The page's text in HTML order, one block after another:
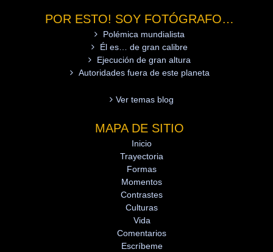
POR ESTO! SOY FOTÓGRAFO…
Polémica mundialista
Él es… de gran calibre
Ejecución de gran altura
Autoridades fuera de este planeta
Ver temas blog
MAPA DE SITIO
Inicio
Trayectoria
Formas
Momentos
Contrastes
Culturas
Vida
Comentarios
Escríbeme